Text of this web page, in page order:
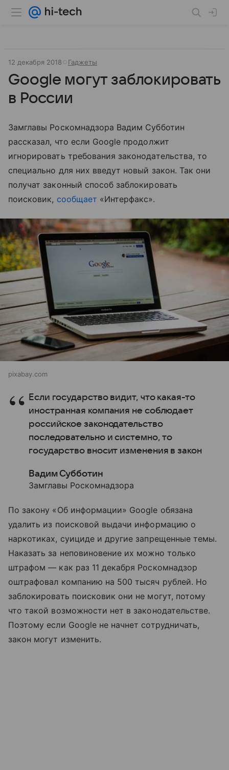
12 декабря 2018 Гаджеты
Google могут заблокировать
в России
Замглавы Роскомнадзора Вадим Субботин
рассказал, что если Google продолжит
игнорировать требования законодательства, то
специально для них введут новый закон. Так они
получат законный способ заблокировать
поисковик, сообщает «Интерфакс».
pixabay.com
Если государство видит, что какая-то
иностранная компания не соблюдает
российское законодательство
последовательно и системно, то
государство вносит изменения в закон
Вадим Субботин
Замглавы Роскомнадзора
По закону «Об информации» Google обязана
удалить из поисковой выдачи информацию о
наркотиках, суициде и другие запрещенные темы.
Наказать за неповиновение их можно только
штрафом — как раз 11 декабря Роскомнадзор
оштрафовал компанию на 500 тысяч рублей. Но
заблокировать поисковик они не могут, потому
что такой возможности нет в законодательстве.
Поэтому если Google не начнет сотрудничать,
закон могут изменить.